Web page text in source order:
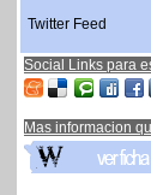
Twitter Feed
Social Links para
Mas informacion